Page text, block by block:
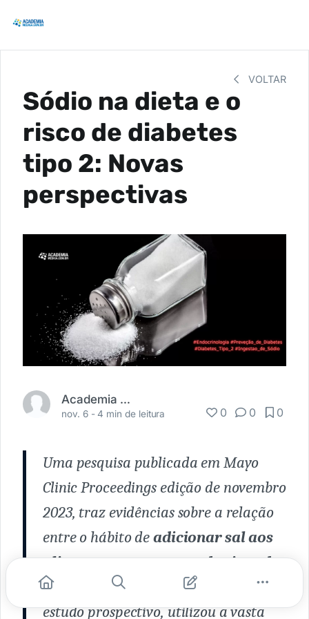
VOLTAR
Sódio na dieta e o
risco de diabetes
tipo 2: Novas
perspectivas
Academia Médica
nov. 6 -4 min de leitura 0 0 0
Uma pesquisa publicada emMayo
Clinic Proceedings edição de novembro
2023, traz evidências sobre a relação
entre o hábito deadicionar sal aos
alimentose oaumento do risco de
desenvolver diabetes tipo 2
(T2D). O
estudo prospectivo, utilizou a vasta